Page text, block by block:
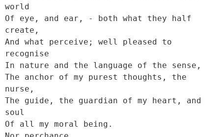
world
Of eye, and ear, - both what they half
create,
And what perceive; well pleased to
recognise
In nature and the language of the sense,
The anchor of my purest thoughts, the
nurse,
The guide, the guardian of my heart, and
soul
Of all my moral being.